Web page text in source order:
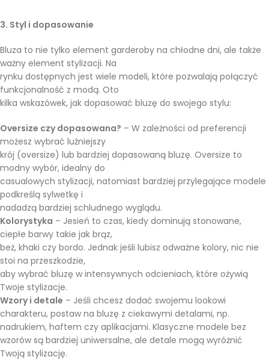
3. Styl i dopasowanie
Bluza to nie tylko element garderoby na chłodne dni, ale także
ważny element stylizacji. Na
rynku dostępnych jest wiele modeli, które pozwalają połączyć
funkcjonalność z modą. Oto
kilka wskazówek, jak dopasować bluzę do swojego stylu:
Oversize czy dopasowana? – W zależności od preferencji
możesz wybrać luźniejszy
krój (oversize) lub bardziej dopasowaną bluzę. Oversize to
modny wybór, idealny do
casualowych stylizacji, natomiast bardziej przylegające modele
podkreślą sylwetkę i
nadadzą bardziej schludnego wyglądu.
Kolorystyka – Jesień to czas, kiedy dominują stonowane,
ciepłe barwy takie jak brąz,
beż, khaki czy bordo. Jednak jeśli lubisz odważne kolory, nic nie
stoi na przeszkodzie,
aby wybrać bluzę w intensywnych odcieniach, które ożywią
Twoje stylizacje.
Wzory i detale – Jeśli chcesz dodać swojemu lookowi
charakteru, postaw na bluzę z ciekawymi detalami, np.
nadrukiem, haftem czy aplikacjami. Klasyczne modele bez
wzorów są bardziej uniwersalne, ale detale mogą wyróżnić
Twoją stylizację.